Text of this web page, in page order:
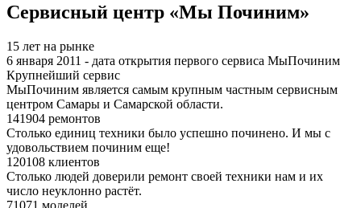
Сервисный центр «Мы Починим»
15 лет на рынке
6 января 2011 - дата открытия первого сервиса МыПочиним
Крупнейший сервис
МыПочиним является самым крупным частным сервисным
центром Самары и Самарской области.
141904 ремонтов
Столько единиц техники было успешно починено. И мы с
удовольствием починим еще!
120108 клиентов
Столько людей доверили ремонт своей техники нам и их
число неуклонно растёт.
71071 моделей